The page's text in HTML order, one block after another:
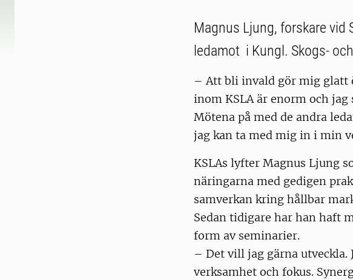
Magnus Ljung, forskare vid
ledamot i Kungl. Skogs-
– Att bli invald gör mig glatt
inom KSLA är enorm och
Mötena på med de andra
jag kan ta med mig in i min
KSLAs lyfter Magnus Ljung
näringarna med gedigen
samverkan kring hållbar
Sedan tidigare har han haft
form av seminarier.
– Det vill jag gärna utveckla.
verksamhet och fokus.